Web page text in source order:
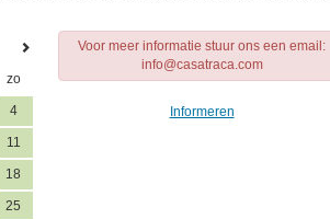
zo
4
11
18
25
Voor meer informatie stuur ons een email:
info@casatraca.com
Informeren